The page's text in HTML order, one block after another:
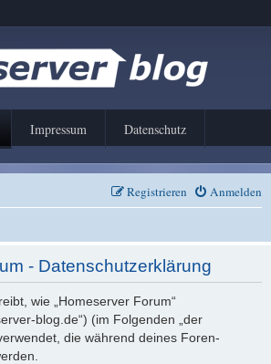
Impressum Datenschutz
Anmelden
Registrieren
- Datenschutzerklärung
wie „Homeserver Forum“
blog.de“) (im Folgenden „der
die während deines Foren-